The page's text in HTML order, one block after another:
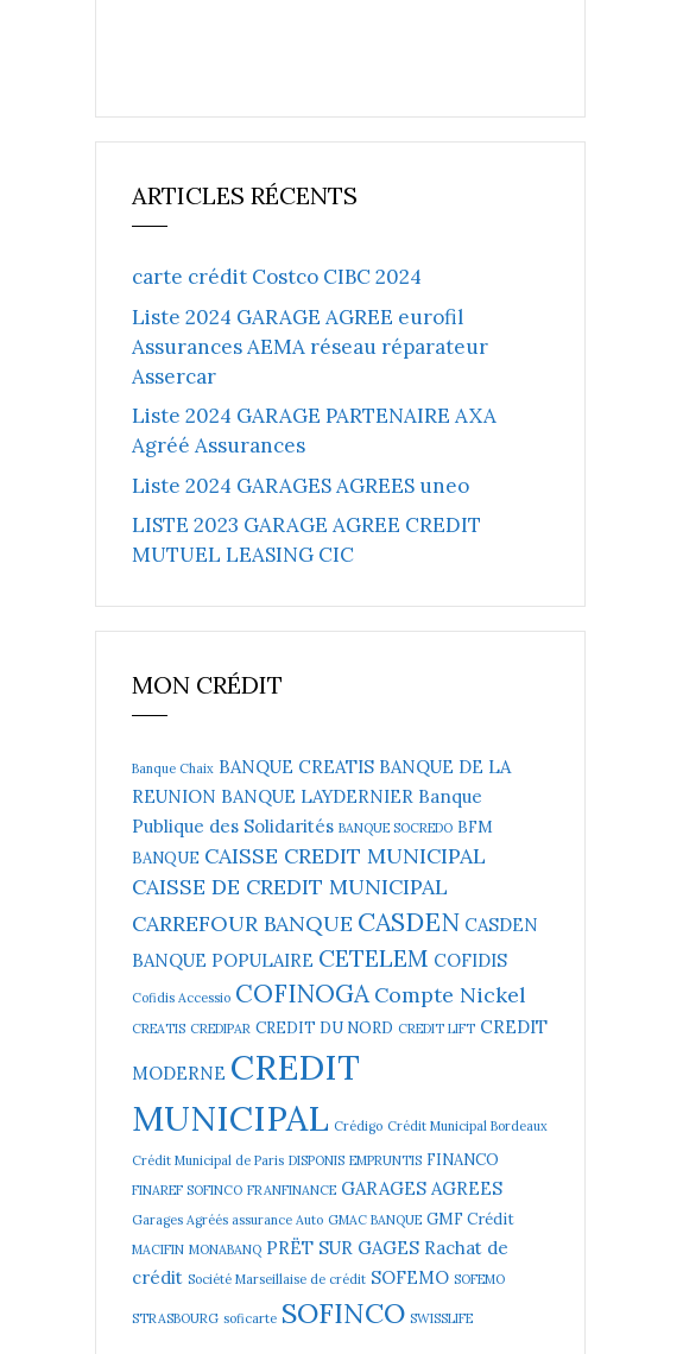
ARTICLES RÉCENTS
carte crédit Costco CIBC 2024
Liste 2024 GARAGE AGREE eurofil
Assurances AEMA réseau réparateur
Assercar
Liste 2024 GARAGE PARTENAIRE AXA
Agréé Assurances
Liste 2024 GARAGES AGREES uneo
LISTE 2023 GARAGE AGREE CREDIT
MUTUEL LEASING CIC
MON CRÉDIT
Banque Chaix BANQUE CREATIS BANQUE DE LA
REUNION BANQUE LAYDERNIER Banque
Publique des Solidarités BANQUE SOCREDO BFM
BANQUE CAISSE CREDIT MUNICIPAL
CAISSE DE CREDIT MUNICIPAL
CARREFOUR BANQUE CASDEN CASDEN
BANQUE POPULAIRE CETELEM COFIDIS
Cofidis Accessio COFINOGA Compte Nickel
CREATIS CREDIPAR CREDIT DU NORD CREDIT LIFT CREDIT
MODERNE CREDIT
MUNICIPAL Crédigo Crédit Municipal Bordeaux
Crédit Municipal de Paris DISPONIS EMPRUNTIS FINANCO
FINAREF SOFINCO FRANFINANCE GARAGES AGREES
Garages Agréés assurance Auto GMAC BANQUE GMF Crédit
MACIFIN MONABANQ PRËT SUR GAGES Rachat de
crédit Société Marseillaise de crédit SOFEMO SOFEMO
STRASBOURG soficarte SOFINCO SWISSLIFE